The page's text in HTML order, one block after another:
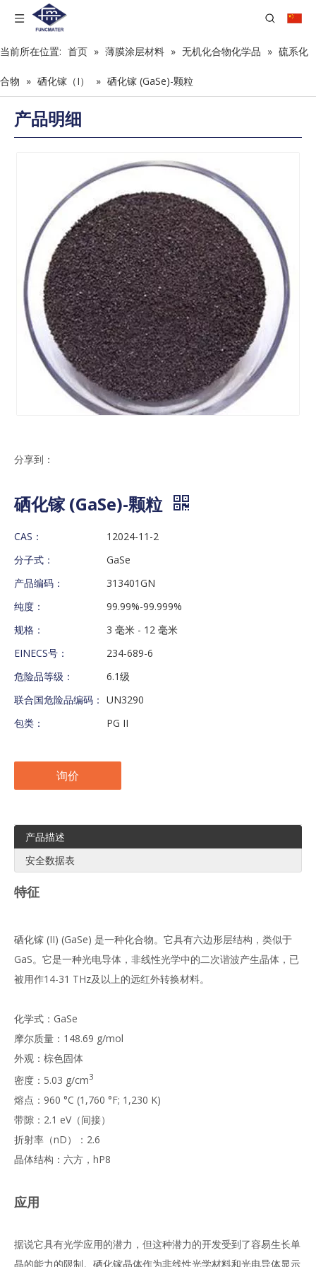
当前所在位置: 首页 » 薄膜涂层材料 » 无机化合物化学品 » 硫系化
合物 » 硒化镓（I） » 硒化镓 (GaSe)-颗粒
产品明细
分享到：
硒化镓 (GaSe)-颗粒
CAS：
12024-11-2
分子式：
GaSe
产品编码：
313401GN
纯度：
99.99%-99.999%
规格：
3 毫米 - 12 毫米
EINECS号：
234-689-6
危险品等级：
6.1级
联合国危险品编码： UN3290
包类：
PG II
询价
产品描述
安全数据表
特征
硒化镓 (II) (GaSe) 是一种化合物。它具有六边形层结构，类似于
GaS。它是一种光电导体，非线性光学中的二次谐波产生晶体，已
被用作14-31 THz及以上的远红外转换材料。
化学式：GaSe
摩尔质量：148.69 g/mol
外观：棕色固体
密度：5.03 g/cm3
熔点：960 °C (1,760 °F; 1,230 K)
带隙：2.1 eV（间接）
折射率（nD）：2.6
晶体结构：六方，hP8
应用
据说它具有光学应用的潜力，但这种潜力的开发受到了容易生长单
晶的能力的限制。硒化镓晶体作为非线性光学材料和光电导体显示